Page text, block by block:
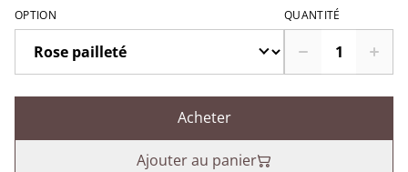
OPTION QUANTITÉ
Acheter
Ajouter au panier